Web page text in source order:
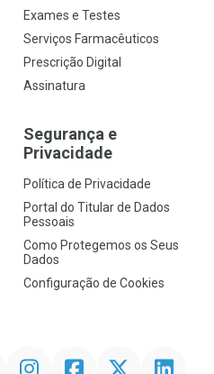
Exames e Testes
Serviços Farmacêuticos
Prescrição Digital
Assinatura
Segurança e
Privacidade
Política de Privacidade
Portal do Titular de Dados
Pessoais
Como Protegemos os Seus
Dados
Configuração de Cookies
InstagramFacebookTwitter Linkedin